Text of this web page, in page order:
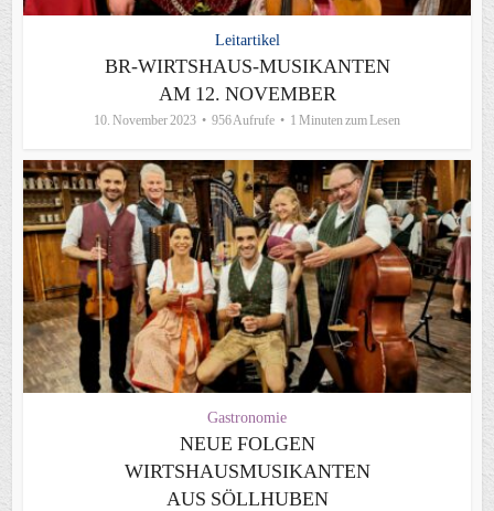
Leitartikel
BR-WIRTSHAUS-MUSIKANTEN
AM 12. NOVEMBER
10. November 2023 956 Aufrufe 1 Minuten zum Lesen
Gastronomie
NEUE FOLGEN
WIRTSHAUSMUSIKANTEN
AUS SÖLLHUBEN